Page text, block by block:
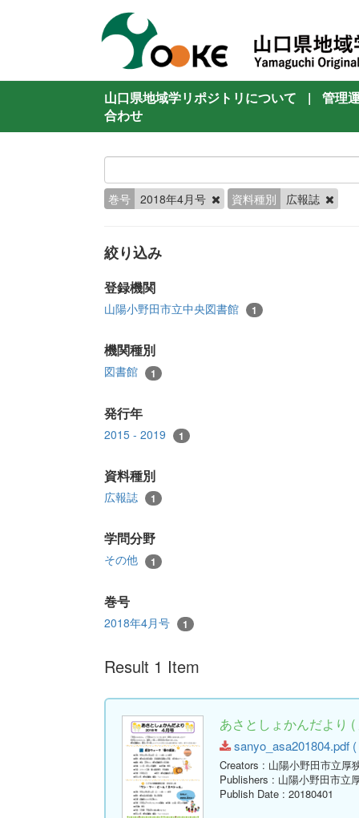
山口県地域学リポジトリについて |
管理
合わせ
巻号 2018年4月号 資料種別 広報誌
絞り込み
登録機関
山陽小野田市立中央図書館 1
機関種別
図書館 1
発行年
2015 - 2019 1
資料種別
広報誌 1
学問分野
その他 1
巻号
2018年4月号 1
Result 1 Item
あさとしょかんだより
sanyo_asa201804.pdf
Creators : 山陽小野田市立厚
Publishers : 山陽小野田市立
Publish Date : 20180401